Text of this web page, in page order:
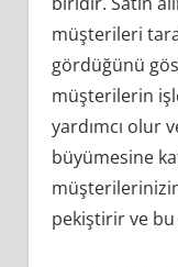
müşterileri
gördüğünü
müşterilerin
yardımcı olur
büyümesine
pekiştirir ve bu